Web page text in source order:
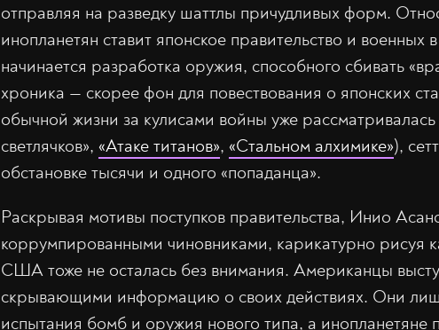
отправляя на разведку шаттлы причудливых форм.
инопланетян ставит японское правительство и военных
начинается разработка оружия, способного сбивать
хроника — скорее фон для повествования о японских
обычной жизни за кулисами войны уже
светлячков», «Атаке титанов», «Стальном алхимике»),
обстановке тысячи и одного «попаданца».
Раскрывая мотивы поступков правительства, Инио
коррумпированными чиновниками, карикатурно рисуя
США тоже не осталась без внимания. Американцы
скрывающими информацию о своих действиях. Они
испытания бомб и оружия нового типа, а инопланетяне